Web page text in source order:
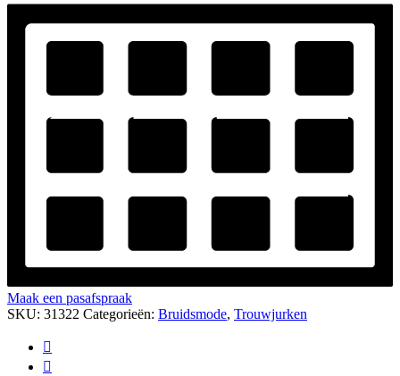
Maak een pasafspraak
SKU: 31322 Categorieën: Bruidsmode, Trouwjurken